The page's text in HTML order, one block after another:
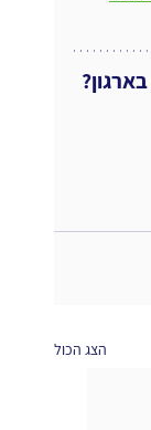
הצג הכול